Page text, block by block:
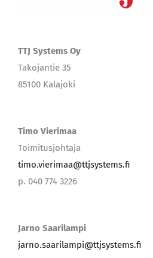
TTJ Systems Oy
Takojantie 35
85100 Kalajoki
Timo Vierimaa
Toimitusjohtaja
timo.vierimaa@ttjsystems.fi
p. 040 774 3226
Jarno Saarilampi
jarno.saarilampi@ttjsystems.fi